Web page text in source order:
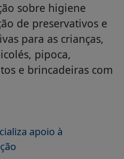
sobre higiene
de preservativos e
para as crianças,
pipoca,
e brincadeiras com
apoio à